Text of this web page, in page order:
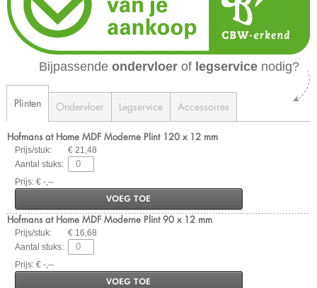
Bijpassende ondervloer of legservice nodig?
Plinten Ondervloer Legservice Accessoires
Hofmans at Home MDF Moderne Plint 120 x 12 mm
Prijs/stuk:
€ 21,48
Aantal stuks:
Prijs: € -,--
VOEG TOE
Hofmans at Home MDF Moderne Plint 90 x 12 mm
Prijs/stuk:
€ 16,68
Aantal stuks:
Prijs: € -,--
VOEG TOE